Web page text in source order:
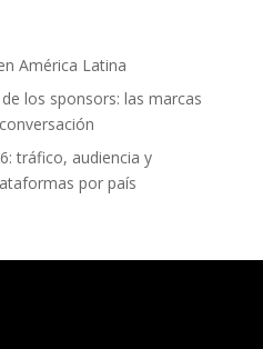
América Latina
los sponsors: las marcas
tráfico, audiencia y
por país